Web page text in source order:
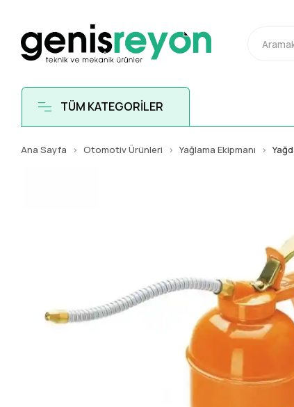
TÜM KATEGORİLER
Ana Sayfa Otomotiv Ürünleri Yağlama Ekipmanı